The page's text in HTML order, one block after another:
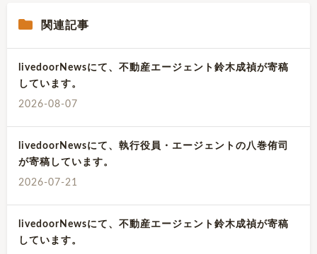
関連記事
livedoorNewsにて、不動産エージェント鈴木成禎が寄稿
しています。
2026-08-07
livedoorNewsにて、執行役員・エージェントの八巻侑司
が寄稿しています。
2026-07-21
livedoorNewsにて、不動産エージェント鈴木成禎が寄稿
しています。